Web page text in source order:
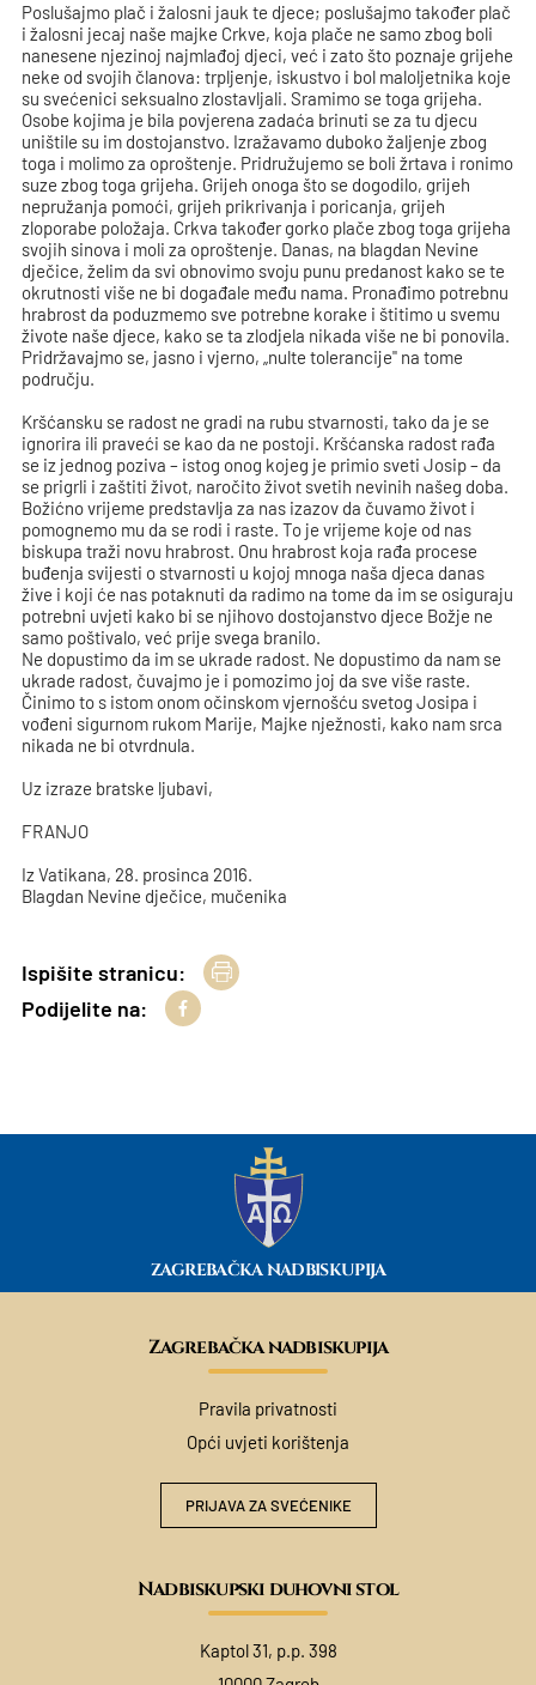
Poslušajmo plač i žalosni jauk te djece; poslušajmo također plač
i žalosni jecaj naše majke Crkve, koja plače ne samo zbog boli
nanesene njezinoj najmlađoj djeci, već i zato što poznaje grijehe
neke od svojih članova: trpljenje, iskustvo i bol maloljetnika koje
su svećenici seksualno zlostavljali. Sramimo se toga grijeha.
Osobe kojima je bila povjerena zadaća brinuti se za tu djecu
uništile su im dostojanstvo. Izražavamo duboko žaljenje zbog
toga i molimo za oproštenje. Pridružujemo se boli žrtava i ronimo
suze zbog toga grijeha. Grijeh onoga što se dogodilo, grijeh
nepružanja pomoći, grijeh prikrivanja i poricanja, grijeh
zloporabe položaja. Crkva također gorko plače zbog toga grijeha
svojih sinova i moli za oproštenje. Danas, na blagdan Nevine
dječice, želim da svi obnovimo svoju punu predanost kako se te
okrutnosti više ne bi događale među nama. Pronađimo potrebnu
hrabrost da poduzmemo sve potrebne korake i štitimo u svemu
živote naše djece, kako se ta zlodjela nikada više ne bi ponovila.
Pridržavajmo se, jasno i vjerno, „nulte tolerancije" na tome
području.
Kršćansku se radost ne gradi na rubu stvarnosti, tako da je se
ignorira ili praveći se kao da ne postoji. Kršćanska radost rađa
se iz jednog poziva – istog onog kojeg je primio sveti Josip – da
se prigrli i zaštiti život, naročito život svetih nevinih našeg doba.
Božićno vrijeme predstavlja za nas izazov da čuvamo život i
pomognemo mu da se rodi i raste. To je vrijeme koje od nas
biskupa traži novu hrabrost. Onu hrabrost koja rađa procese
buđenja svijesti o stvarnosti u kojoj mnoga naša djeca danas
žive i koji će nas potaknuti da radimo na tome da im se osiguraju
potrebni uvjeti kako bi se njihovo dostojanstvo djece Božje ne
samo poštivalo, već prije svega branilo.
Ne dopustimo da im se ukrade radost. Ne dopustimo da nam se
ukrade radost, čuvajmo je i pomozimo joj da sve više raste.
Činimo to s istom onom očinskom vjernošću svetog Josipa i
vođeni sigurnom rukom Marije, Majke nježnosti, kako nam srca
nikada ne bi otvrdnula.
Uz izraze bratske ljubavi,
FRANJO
Iz Vatikana, 28. prosinca 2016.
Blagdan Nevine dječice, mučenika
Ispišite stranicu:
Podijelite na:
ZAGREBAČKA NADBISKUPIJA
Zagrebačka nadbiskupija
Pravila privatnosti
Opći uvjeti korištenja
PRIJAVA ZA SVEĆENIKE
Nadbiskupski duhovni stol
Kaptol 31, p.p. 398